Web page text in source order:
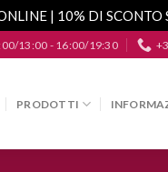
| 10% DI
13:00 - 16:00/19:30
PRODOTTI